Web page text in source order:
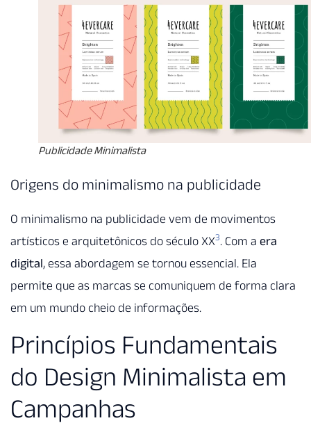
Publicidade Minimalista
Origens do minimalismo na publicidade
O minimalismo na publicidade vem de movimentos
artísticos e arquitetônicos do século XX3. Com a era
digital, essa abordagem se tornou essencial. Ela
permite que as marcas se comuniquem de forma clara
em um mundo cheio de informações.
Princípios Fundamentais
do Design Minimalista em
Campanhas